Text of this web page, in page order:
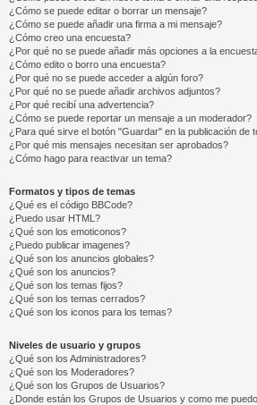
¿Cómo se puede editar o borrar un mensaje?
¿Cómo se puede añadir una firma a mi mensaje?
¿Cómo creo una encuesta?
¿Por qué no se puede añadir más opciones a la
¿Cómo edito o borro una encuesta?
¿Por qué no se puede acceder a algún foro?
¿Por qué no se puede añadir archivos adjuntos?
¿Por qué recibí una advertencia?
¿Cómo se puede reportar un mensaje a un moderador?
¿Para qué sirve el botón "Guardar" en la publicación de
¿Por qué mis mensajes necesitan ser aprobados?
¿Cómo hago para reactivar un tema?
Formatos y tipos de temas
¿Qué es el código BBCode?
¿Puedo usar HTML?
¿Qué son los emoticonos?
¿Puedo publicar imagenes?
¿Qué son los anuncios globales?
¿Qué son los anuncios?
¿Qué son los temas fijos?
¿Qué son los temas cerrados?
¿Qué son los iconos para los temas?
Niveles de usuario y grupos
¿Qué son los Administradores?
¿Qué son los Moderadores?
¿Qué son los Grupos de Usuarios?
¿Donde están los Grupos de Usuarios y como me